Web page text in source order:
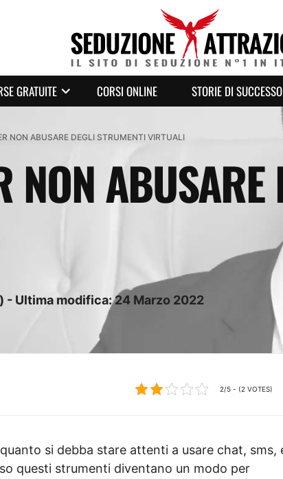
GRATUITE CORSI ONLINE STORIE DI SUCCESSO
NON ABUSARE DEGLI STRUMENTI VIRTUALI
NON
- Ultima modifica:24 Marzo 2022
2/5 - (2 VOTES)
si debba stare attenti a usare chat, sms,
questi strumenti diventano un modo per